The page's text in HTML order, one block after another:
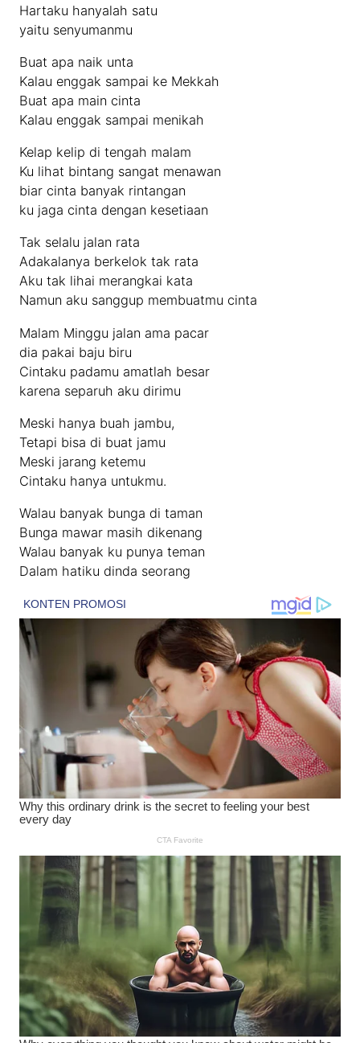
Hartaku hanyalah satu
yaitu senyumanmu
Buat apa naik unta
Kalau enggak sampai ke Mekkah
Buat apa main cinta
Kalau enggak sampai menikah
Kelap kelip di tengah malam
Ku lihat bintang sangat menawan
biar cinta banyak rintangan
ku jaga cinta dengan kesetiaan
Tak selalu jalan rata
Adakalanya berkelok tak rata
Aku tak lihai merangkai kata
Namun aku sanggup membuatmu cinta
Malam Minggu jalan ama pacar
dia pakai baju biru
Cintaku padamu amatlah besar
karena separuh aku dirimu
Meski hanya buah jambu,
Tetapi bisa di buat jamu
Meski jarang ketemu
Cintaku hanya untukmu.
Walau banyak bunga di taman
Bunga mawar masih dikenang
Walau banyak ku punya teman
Dalam hatiku dinda seorang